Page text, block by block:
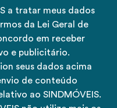
a tratar meus dados
da Lei Geral de
em receber
e publicitário.
seus dados acima
de conteúdo
ao SINDMÓVEIS.